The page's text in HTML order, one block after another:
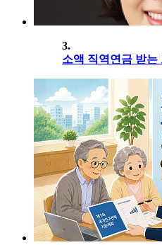
3.
소액 직역연금 받는